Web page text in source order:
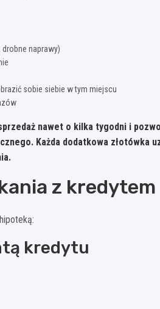
naprawy)
sobie siebie w tym miejscu
nawet o kilka tygodni i
Każda dodatkowa złotówka
z kredytem
kredytu